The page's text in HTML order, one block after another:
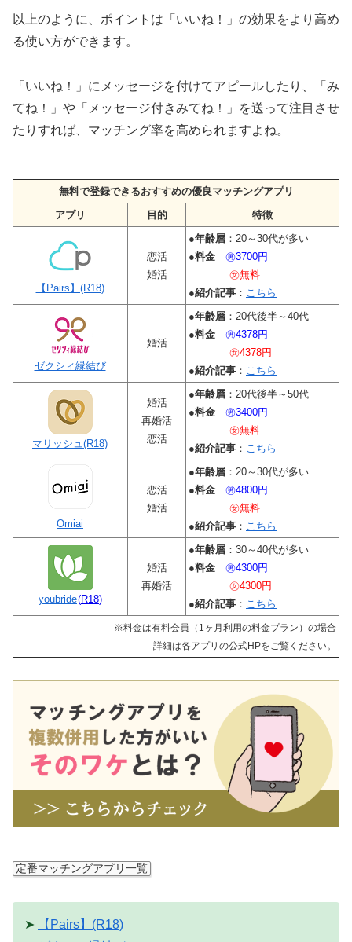
以上のように、ポイントは「いいね！」の効果をより高め
る使い方ができます。
「いいね！」にメッセージを付けてアピールしたり、「み
てね！」や「メッセージ付きみてね！」を送って注目させ
たりすれば、マッチング率を高められますよね。
無料で登録できるおすすめの優良マッチングアプリ
アプリ
目的 特徴
【Pairs】(R18)
恋活
婚活
●年齢層 ：20～30代が多い
●料金
㊚3700円
㊛無料
●紹介記事 ： こちら
ゼクシィ縁結び
婚活
●年齢層 ：20代後半～40代
●料金
㊚4378円
㊛4378円
●紹介記事 ： こちら
マリッシュ(R18)
婚活
再婚活
恋活
●年齢層 ：20代後半～50代
●料金
㊚3400円
㊛無料
●紹介記事 ： こちら
Omiai
恋活
婚活
●年齢層 ：20～30代が多い
●料金
㊚4800円
㊛無料
●紹介記事 ： こちら
youbride(R18)
婚活
再婚活
●年齢層 ：30～40代が多い
●料金
㊚4300円
㊛4300円
●紹介記事 ： こちら
※料金は有料会員（1ヶ月利用の料金プラン）の場合
詳細は各アプリの公式HPをご覧ください。
定番マッチングアプリ一覧
➤
【Pairs】(R18)